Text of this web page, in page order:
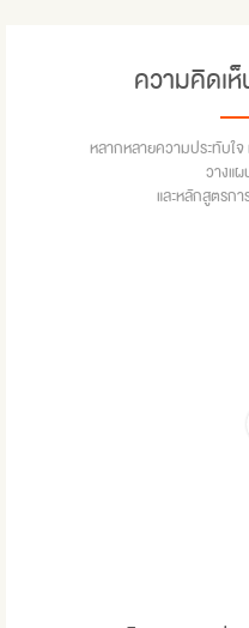
ความคิดเ
หลากหลายความประทับใจ
วางแ
และหลักสูตรก